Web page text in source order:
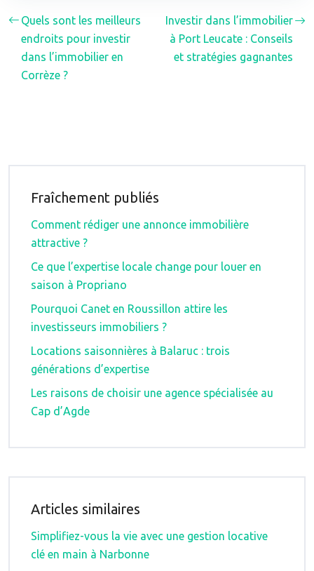
Quels sont les meilleurs
endroits pour investir
dans l’immobilier en
Corrèze ?
Investir dans l’immobilier
à Port Leucate : Conseils
et stratégies gagnantes
Fraîchement publiés
Comment rédiger une annonce immobilière
attractive ?
Ce que l’expertise locale change pour louer en
saison à Propriano
Pourquoi Canet en Roussillon attire les
investisseurs immobiliers ?
Locations saisonnières à Balaruc : trois
générations d’expertise
Les raisons de choisir une agence spécialisée au
Cap d’Agde
Articles similaires
Simplifiez-vous la vie avec une gestion locative
clé en main à Narbonne